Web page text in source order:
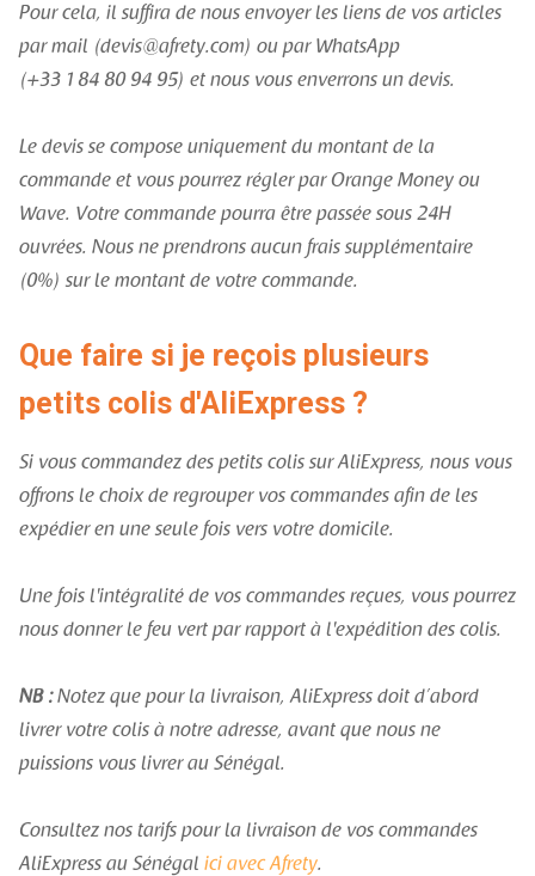
Pour cela, il suffira de nous envoyer les liens de vos articles
par mail (devis@afrety.com) ou par WhatsApp
(+33 1 84 80 94 95) et nous vous enverrons un devis.
Le devis se compose uniquement du montant de la
commande et vous pourrez régler par Orange Money ou
Wave. Votre commande pourra être passée sous 24H
ouvrées. Nous ne prendrons aucun frais supplémentaire
(0%) sur le montant de votre commande.
Que faire si je reçois plusieurs
petits colis d'AliExpress ?
Si vous commandez des petits colis sur AliExpress, nous vous
offrons le choix de regrouper vos commandes afin de les
expédier en une seule fois vers votre domicile.
Une fois l'intégralité de vos commandes reçues, vous pourrez
nous donner le feu vert par rapport à l'expédition des colis.
NB :Notez que pour la livraison, AliExpress doit d’abord
livrer votre colis à notre adresse, avant que nous ne
puissions vous livrer au Sénégal.
Consultez nos tarifs pour la livraison de vos commandes
AliExpress au Sénégal ici avec Afrety.